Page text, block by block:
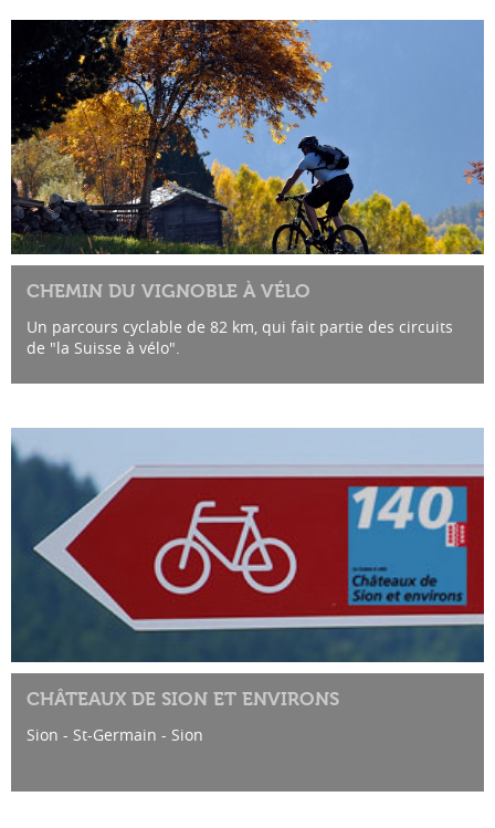
CHEMIN DU VIGNOBLE À VÉLO
Un parcours cyclable de 82 km, qui fait partie des circuits
de "la Suisse à vélo".
CHÂTEAUX DE SION ET ENVIRONS
Sion - St-Germain - Sion